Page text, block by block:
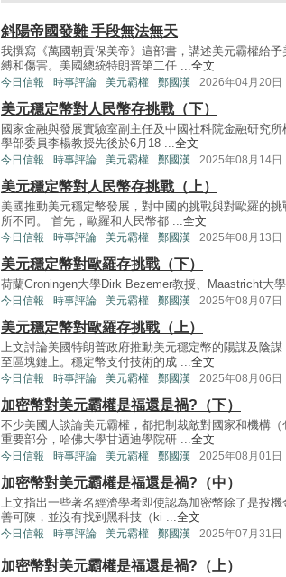
斜陽帝國發難 手段無法無天
我撰寫《萬國朝貢保美帝》這部書，講述美元霸權給
縛和傷害。美國總統特朗普第二任 ...全文
今日信報 時事評論 美元霸權 鄭國漢 2026年04月20日
美元穩定幣對人民幣存挑戰（下）
國家金融與發展實驗室副主任及中國社科院金融研究
學部委員李楊教授先後於6月18 ...全文
今日信報 時事評論 美元霸權 鄭國漢 2025年08月14日
美元穩定幣對人民幣存挑戰（上）
美國推動美元穩定幣發展，對中國的挑戰與對歐羅的
所不同。 首先，歐羅和人民幣都 ...全文
今日信報 時事評論 美元霸權 鄭國漢 2025年08月13日
美元穩定幣對歐羅存挑戰（下）
荷蘭Groningen大學Dirk Bezemer教授、Maastricht大
今日信報 時事評論 美元霸權 鄭國漢 2025年08月07日
美元穩定幣對歐羅存挑戰（上）
上文討論美國特朗普政府推動美元穩定幣的陽謀及陰
至區塊鏈上。穩定幣支付技術的成 ...全文
今日信報 時事評論 美元霸權 鄭國漢 2025年08月06日
加密幣對美元霸權是福還是禍?（下）
不少美國人談論美元霸權，都把制裁敵對國家和機構
重要部分，哈佛大學甘迺迪學院研 ...全文
今日信報 時事評論 美元霸權 鄭國漢 2025年08月01日
加密幣對美元霸權是福還是禍?（中）
上文指出一些著名經濟學者即使認為加密幣除了是投
善可陳，並沒有找到黑科技（ki ...全文
今日信報 時事評論 美元霸權 鄭國漢 2025年07月31日
加密幣對美元霸權是福還是禍?（上）